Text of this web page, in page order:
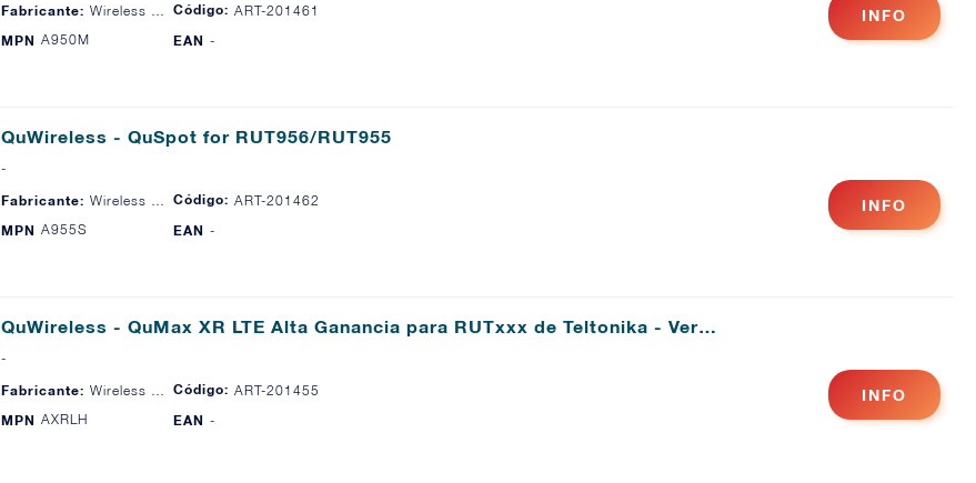
Fabricante:
Código: ART-201461
MPN A950M EAN -
INFO
QuWireless - QuSpot for RUT956/RUT955
-
Fabricante:
Código: ART-201462
MPN A955S EAN -
INFO
QuWireless - QuMax XR LTE Alta Ganancia para RUTxxx de Teltonika - Ver…
-
Fabricante:
Código: ART-201455
MPN AXRLH EAN -
INFO